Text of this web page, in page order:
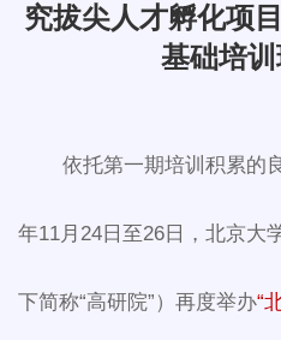
究拔尖人才孵化项
基础培
依托第一期培训积累的
年11月24日至26日，北京大
下简称“高研院”）再度举办“